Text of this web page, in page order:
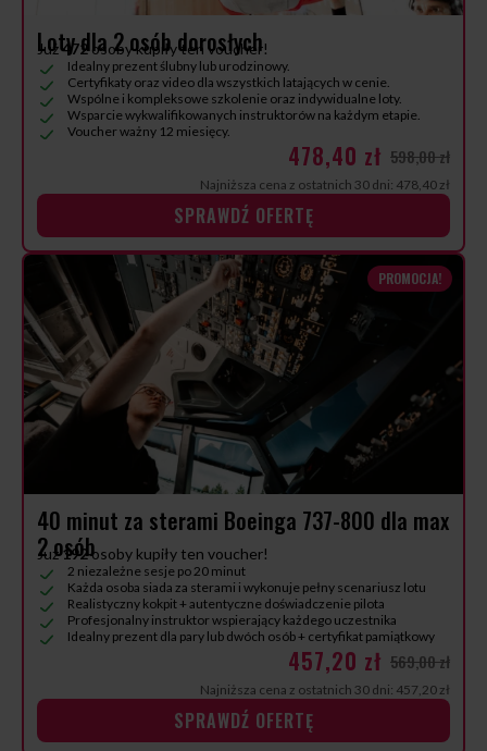
Loty dla 2 osób dorosłych
Już472osoby kupiły ten voucher!
Idealny prezent ślubny lub urodzinowy.
Certyfikaty oraz video dla wszystkich latających w cenie.
Wspólne i kompleksowe szkolenie oraz indywidualne loty.
Wsparcie wykwalifikowanych instruktorów na każdym etapie.
Voucher ważny 12 miesięcy.
478,40 zł 598,00 zł
Najniższa cena z ostatnich 30 dni: 478,40 zł
SPRAWDŹ OFERTĘ
PROMOCJA!
40 minut za sterami Boeinga 737-800 dla max
2 osób
Już192osoby kupiły ten voucher!
2 niezależne sesje po 20 minut
Każda osoba siada za sterami i wykonuje pełny scenariusz lotu
Realistyczny kokpit + autentyczne doświadczenie pilota
Profesjonalny instruktor wspierający każdego uczestnika
Idealny prezent dla pary lub dwóch osób + certyfikat pamiątkowy
457,20 zł 569,00 zł
Najniższa cena z ostatnich 30 dni: 457,20 zł
SPRAWDŹ OFERTĘ